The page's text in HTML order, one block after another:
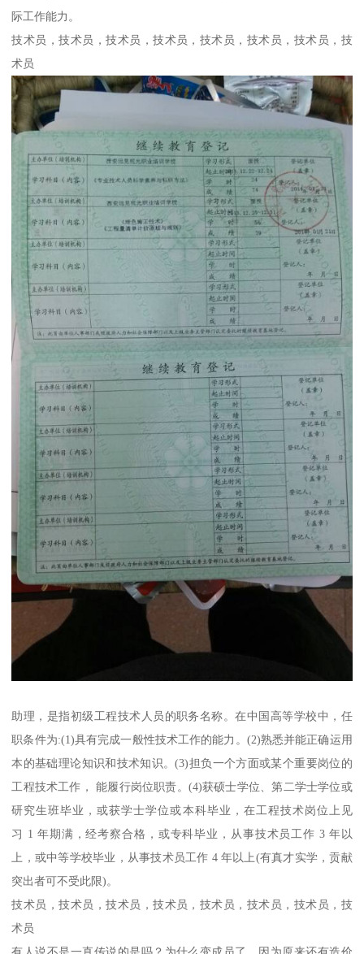
际工作能力。
技术员，技术员，技术员，技术员，技术员，技术员，技术员，技
术员
助理，是指初级工程技术人员的职务名称。在中国高等学校中，任
职条件为:(1)具有完成一般性技术工作的能力。(2)熟悉并能正确运用
本的基础理论知识和技术知识。(3)担负一个方面或某个重要岗位的
工程技术工作， 能履行岗位职责。(4)获硕士学位、第二学士学位或
研究生班毕业，或获学士学位或本科毕业，在工程技术岗位上见
习 1 年期满，经考察合格，或专科毕业，从事技术员工作 3 年以
上，或中等学校毕业，从事技术员工作 4 年以上(有真才实学，贡献
突出者可不受此限)。
技术员，技术员，技术员，技术员，技术员，技术员，技术员，技
术员